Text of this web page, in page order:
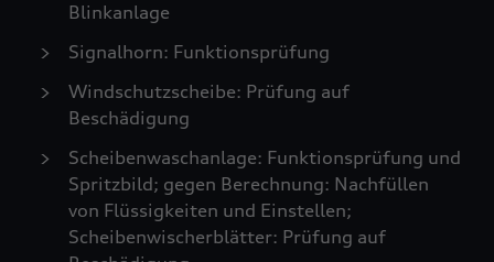
Blinkanlage
Signalhorn: Funktionsprüfung
Windschutzscheibe: Prüfung auf
Beschädigung
Scheibenwaschanlage: Funktionsprüfung und
Spritzbild; gegen Berechnung: Nachfüllen
von Flüssigkeiten und Einstellen;
Scheibenwischerblätter: Prüfung auf